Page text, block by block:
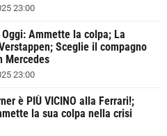
23:00
Ammette la colpa; La
Sceglie il compagno
Mercedes
23:00
è PIÙ VICINO alla Ferrari!;
la sua colpa nella crisi